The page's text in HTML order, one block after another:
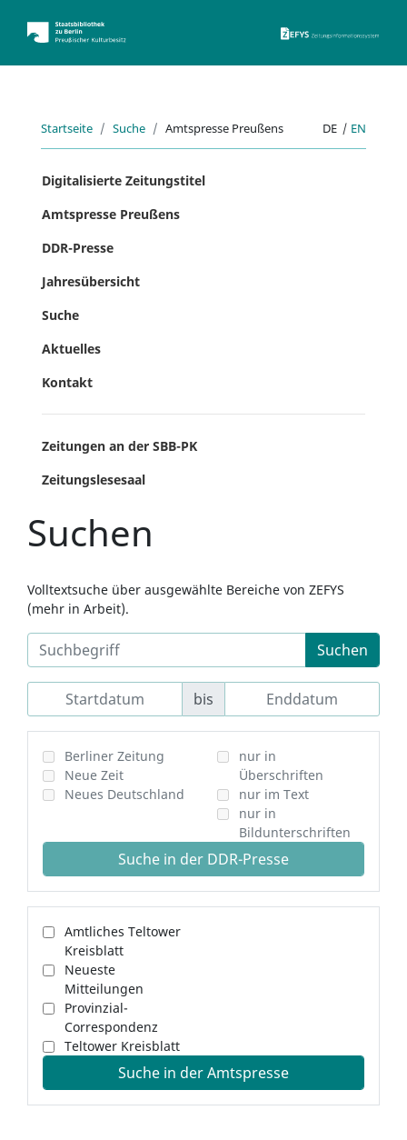
Startseite Suche Amtspresse Preußens DE | EN
Digitalisierte Zeitungstitel
Amtspresse Preußens
DDR-Presse
Jahresübersicht
Suche
Aktuelles
Kontakt
Zeitungen an der SBB-PK
Zeitungslesesaal
Suchen
Volltextsuche über ausgewählte Bereiche von ZEFYS
(mehr in Arbeit).
Suchen
bis
Berliner Zeitung
Neue Zeit
Neues Deutschland
nur in
Überschriften
nur im Text
nur in
Bildunterschriften
Suche in der DDR-Presse
Amtliches Teltower
Kreisblatt
Neueste
Mitteilungen
Provinzial-
Correspondenz
Teltower Kreisblatt
Suche in der Amtspresse